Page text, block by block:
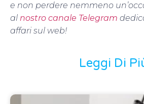
e non perdere nemmeno
al nostro canale Telegram
affari sul web!
Leggi Di